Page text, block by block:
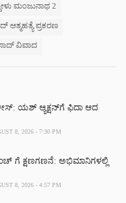
ಮಂಜುನಾಥ 2
ಆತ್ಮಹತ್ಯೆ ಪ್ರಕರಣ
ವಿವಾದ
ಯಶ್‌ ಆ್ಯಕ್ಷನ್‌ಗೆ ಫಿದಾ ಆದ
8, 2026 - 7:30 PM
ಗೆ ಕ್ಷಣಗಣನೆ: ಅಭಿಮಾನಿಗಳಲ್ಲಿ
8, 2026 - 4:57 PM